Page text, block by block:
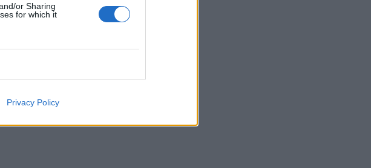
or Sharing
for which it
Privacy Policy